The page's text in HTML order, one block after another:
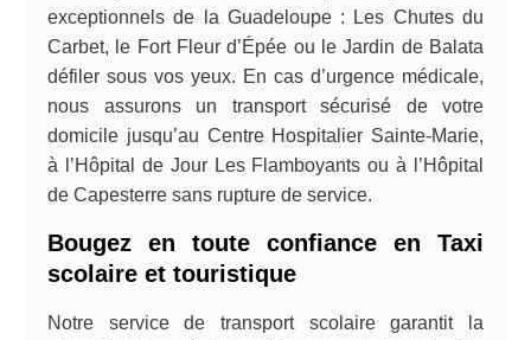
exceptionnels de la Guadeloupe : Les Chutes du
Carbet, le Fort Fleur d’Épée ou le Jardin de Balata
défiler sous vos yeux. En cas d’urgence médicale,
nous assurons un transport sécurisé de votre
domicile jusqu’au Centre Hospitalier Sainte-Marie,
à l’Hôpital de Jour Les Flamboyants ou à l’Hôpital
de Capesterre sans rupture de service.
Bougez en toute confiance en Taxi
scolaire et touristique
Notre service de transport scolaire garantit la